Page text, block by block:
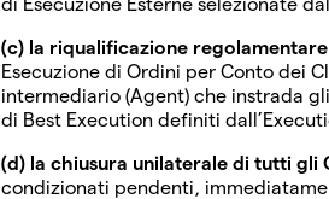
(c) la riqualificazione
Esecuzione di Ordini per Conto dei
intermediario (Agent) che instrada
di Best Execution definiti
(d) la chiusura unilaterale di tutti gli
condizionati pendenti,